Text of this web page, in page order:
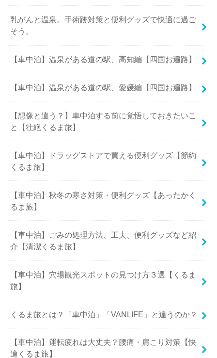
乳がんと温泉。手術跡対策と便利グッズで快適に過ご
そう。
【車中泊】温泉がある道の駅、高知編【四国お遍路】
【車中泊】温泉がある道の駅、愛媛編【四国お遍路】
【想像と違う？】車中泊する前に覚悟しておきたいこ
と【壮絶くるま旅】
【車中泊】ドラッグストアで買える便利グッズ【節約
くるま旅】
【車中泊】秋冬の寒さ対策・便利グッズ【あったかく
るま旅】
【車中泊】ごみの処理方法、工夫、便利グッズなど紹
介【清潔くるま旅】
【車中泊】穴場観光スポットの見つけ方３選【くるま
旅】
くるま旅とは？「車中泊」「VANLIFE」と違うのか？
【車中泊】運転疲れは大丈夫？腰痛・肩こり対策【快
適くるま旅】